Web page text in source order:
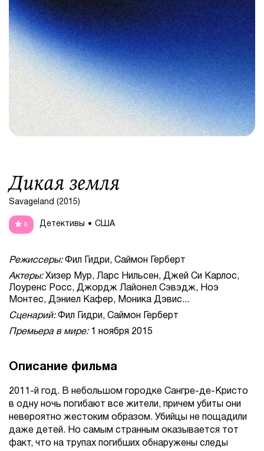
Дикая земля
Savageland (2015)
6 Детективы США
Режиссеры:Фил Гидри, Саймон Герберт
Актеры:Хизер Мур, Ларс Нильсен, Джей Си Карлос,
Лоуренс Росс, Джордж Лайонел Сэвэдж, Ноэ
Монтес, Дэниел Кафер, Моника Дэвис...
Сценарий:Фил Гидри, Саймон Герберт
Премьера в мире:1 ноября 2015
Описание фильма
2011-й год. В небольшом городке Сангре-де-Кристо
в одну ночь погибают все жители, причем убиты они
невероятно жестоким образом. Убийцы не пощадили
даже детей. Но самым странным оказывается тот
факт, что на трупах погибших обнаружены следы